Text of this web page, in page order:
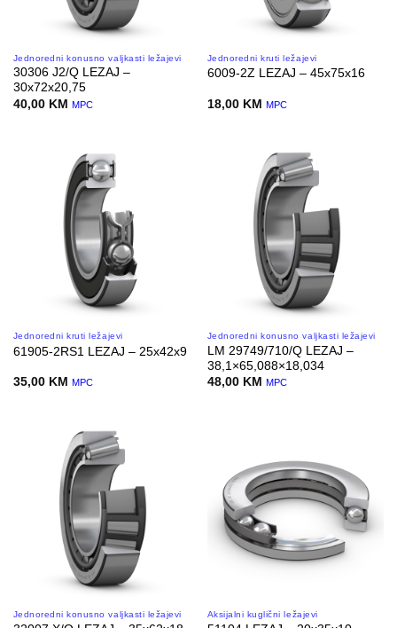
Jednoredni konusno valjkasti ležajevi
30306 J2/Q LEZAJ –
30x72x20,75
40,00 KM MPC
Jednoredni kruti ležajevi
6009-2Z LEZAJ – 45x75x16
18,00 KM MPC
Jednoredni kruti ležajevi
61905-2RS1 LEZAJ – 25x42x9
35,00 KM MPC
Jednoredni konusno valjkasti ležajevi
LM 29749/710/Q LEZAJ –
38,1×65,088×18,034
48,00 KM MPC
Jednoredni konusno valjkasti ležajevi Aksijalni kuglični ležajevi